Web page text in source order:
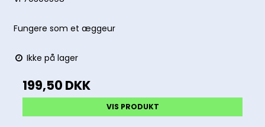
Fungere som et æggeur
Ikke på lager
199,50 DKK
VIS PRODUKT